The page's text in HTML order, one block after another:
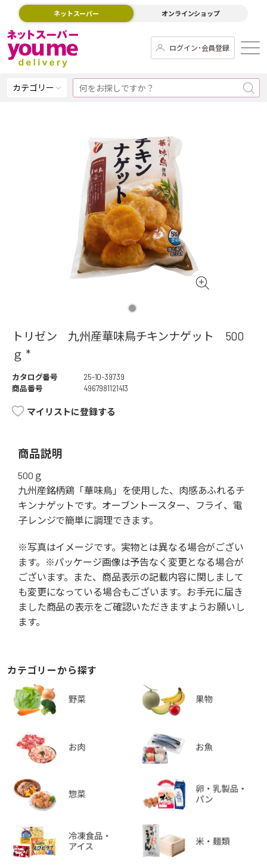
ネットスーパー オンラインショップ
ログイン･会員登録
カテゴリー
トリゼン 九州産華味鳥チキンナゲット 500
ｇ *
カタログ番号
25-10-39739
商品番号
4967981121413
マイリストに登録する
商品説明
500ｇ
九州産銘柄鶏「華味鳥」を使用した、肉感あふれるチ
キンナゲットです。オーブントースター、フライ、電
子レンジで簡単に調理できます。
※写真はイメージです。実物とは異なる場合がござい
ます。※パッケージ画像は予告なく変更となる場合が
ございます。また、商品表示の記載内容に関しまして
も変更になっている場合もございます。お手元に届き
ました商品の表示をご確認いただきますようお願いし
ます。
カテゴリーから探す